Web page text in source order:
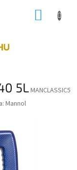
KOSÁR
5LMANCLASSIC5
Mannol